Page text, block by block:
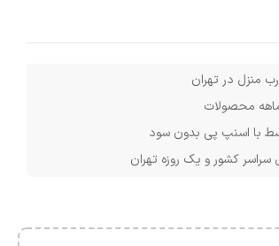
منزل در تهران
سراسر کشور و یک روزه تهران